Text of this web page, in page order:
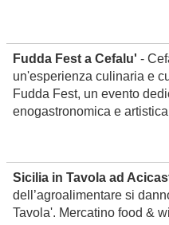
Fudda Fest a Cefalu' -
un'esperienza culinaria e
Fudda Fest, un evento
enogastronomica e
Sicilia in Tavola ad
dell’agroalimentare si
Tavola'. Mercatino food &